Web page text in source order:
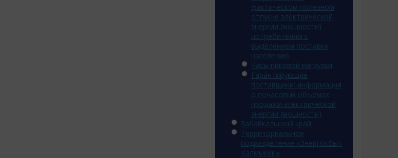
фактическом полезном
отпуске электрической
энергии (мощности)
потребителям с
выделением поставки
населению
Часы пиковой нагрузки
Гарантирующие
поставщики: информация
о почасовых объемах
продажи электрической
энергии (мощности)
Забайкальский край
Территориальное
подразделение «Энергосбыт
Калмыкии»